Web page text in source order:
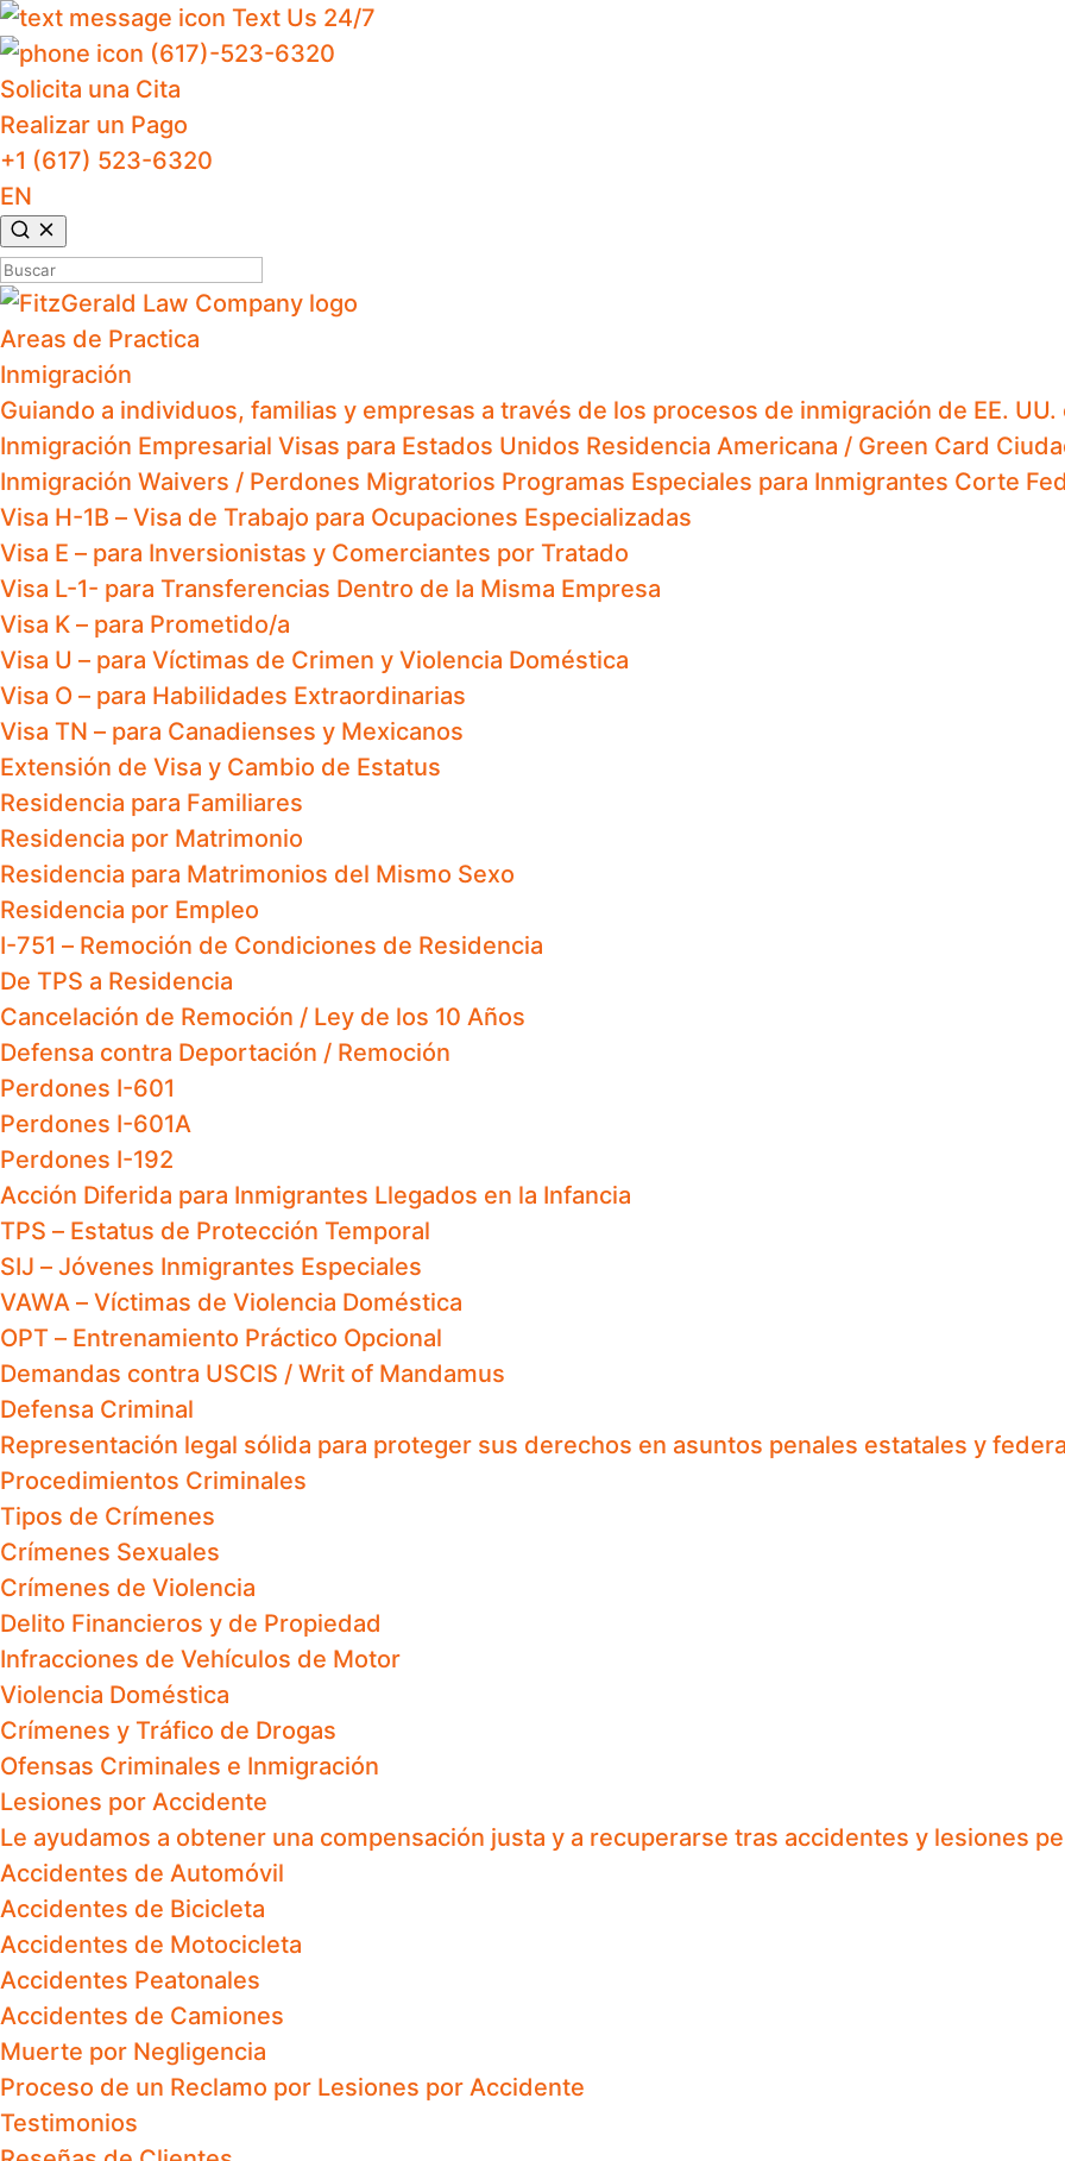
Text Us 24/7
(617)-523-6320
Solicita una Cita
Realizar un Pago
+1 (617) 523-6320
EN
Buscar:
Areas de Practica
Inmigración
Guiando a individuos, familias y empresas a través de los procesos de inmigración de EE.
Inmigración Empresarial Visas para Estados Unidos Residencia Americana / Green Card
Inmigración Waivers / Perdones Migratorios Programas Especiales para Inmigrantes Corte
Visa H-1B – Visa de Trabajo para Ocupaciones Especializadas
Visa E – para Inversionistas y Comerciantes por Tratado
Visa L-1- para Transferencias Dentro de la Misma Empresa
Visa K – para Prometido/a
Visa U – para Víctimas de Crimen y Violencia Doméstica
Visa O – para Habilidades Extraordinarias
Visa TN – para Canadienses y Mexicanos
Extensión de Visa y Cambio de Estatus
Residencia para Familiares
Residencia por Matrimonio
Residencia para Matrimonios del Mismo Sexo
Residencia por Empleo
I-751 – Remoción de Condiciones de Residencia
De TPS a Residencia
Cancelación de Remoción / Ley de los 10 Años
Defensa contra Deportación / Remoción
Perdones I-601
Perdones I-601A
Perdones I-192
Acción Diferida para Inmigrantes Llegados en la Infancia
TPS – Estatus de Protección Temporal
SIJ – Jóvenes Inmigrantes Especiales
VAWA – Víctimas de Violencia Doméstica
OPT – Entrenamiento Práctico Opcional
Demandas contra USCIS / Writ of Mandamus
Defensa Criminal
Representación legal sólida para proteger sus derechos en asuntos penales estatales y
Procedimientos Criminales
Tipos de Crímenes
Crímenes Sexuales
Crímenes de Violencia
Delito Financieros y de Propiedad
Infracciones de Vehículos de Motor
Violencia Doméstica
Crímenes y Tráfico de Drogas
Ofensas Criminales e Inmigración
Lesiones por Accidente
Le ayudamos a obtener una compensación justa y a recuperarse tras accidentes y lesiones
Accidentes de Automóvil
Accidentes de Bicicleta
Accidentes de Motocicleta
Accidentes Peatonales
Accidentes de Camiones
Muerte por Negligencia
Proceso de un Reclamo por Lesiones por Accidente
Testimonios